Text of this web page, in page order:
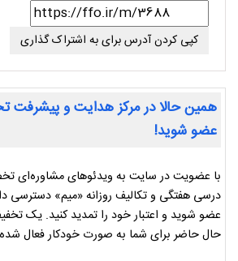
کپی کردن آدرس برای به اشتراک گذاری
همین حالا در مرکز هدایت و پیشرفت
عضو شوید!
با عضویت در سایت به ویدئوهای مشاوره‌ای
درسی هفتگی و تکالیف روزانه «میم» دسترسی
عضو شوید و اعتبار خود را تمدید کنید. یک
حال حاضر برای شما به صورت خودکار فعال